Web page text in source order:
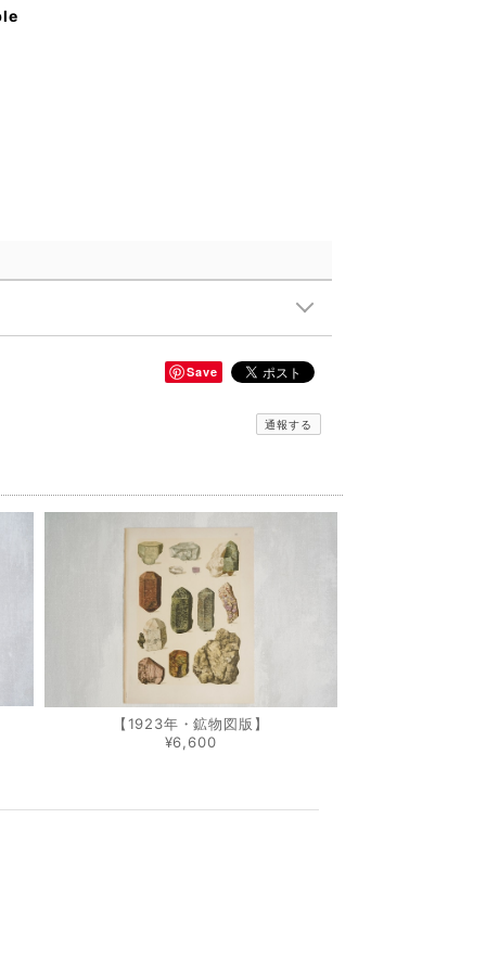
Save
通報する
【1923年・鉱物図版】
¥6,600